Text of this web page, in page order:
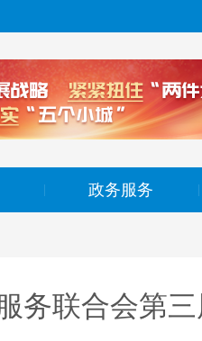
政务服务
务联合会第